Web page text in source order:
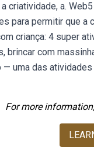
criatividade, a.
para permitir que a
criança: 4 super
brincar com
uma das
For more